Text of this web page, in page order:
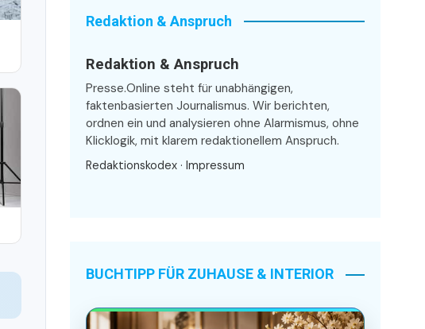
Redaktion & Anspruch
Redaktion & Anspruch
Presse.Online steht für unabhängigen,
faktenbasierten Journalismus. Wir berichten,
ordnen ein und analysieren ohne Alarmismus, ohne
Klicklogik, mit klarem redaktionellem Anspruch.
Redaktionskodex · Impressum
BUCHTIPP FÜR ZUHAUSE & INTERIOR